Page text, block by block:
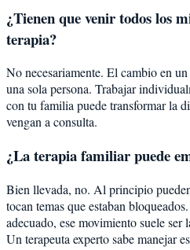
¿Tienen que venir todos los
terapia?
No necesariamente. El cambio en
una sola persona. Trabajar
con tu familia puede transformar la
vengan a consulta.
¿La terapia familiar puede
Bien llevada, no. Al principio
tocan temas que estaban
adecuado, ese movimiento suele ser
Un terapeuta experto sabe manejar